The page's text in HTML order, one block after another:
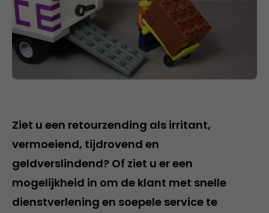
Ziet u een retourzending als irritant,
vermoeiend, tijdrovend en
geldverslindend? Of ziet u er een
mogelijkheid in om de klant met snelle
dienstverlening en soepele service te